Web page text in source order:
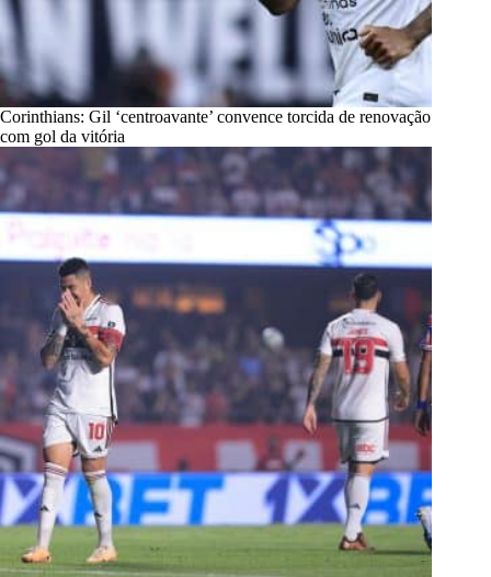
Corinthians: Gil ‘centroavante’ convence torcida de renovação
com gol da vitória